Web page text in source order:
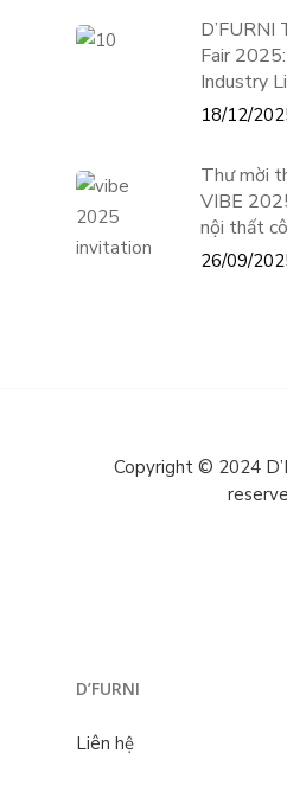
D’FURNI
Fair
Industry
18/12/
Thư mời
VIBE
nội thất
26/09/
Copyright © 2024
D’FURNI
Liên hệ